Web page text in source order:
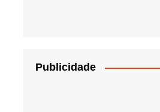
Publicidade